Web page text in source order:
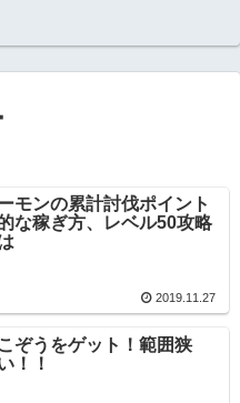
モンの累計討伐ポイント
な稼ぎ方、レベル50攻略
2019.11.27
ぞうをゲット！範囲狭
！！